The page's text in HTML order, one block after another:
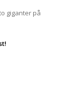
giganter på